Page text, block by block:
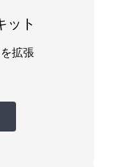
ット
拡張